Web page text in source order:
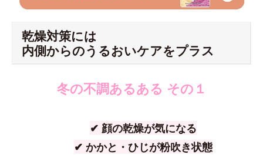
乾燥対策には
内側からのうるおいケアをプラス
冬の不調あるある その１
✔ 顔の乾燥が気になる
✔ かかと・ひじが粉吹き状態